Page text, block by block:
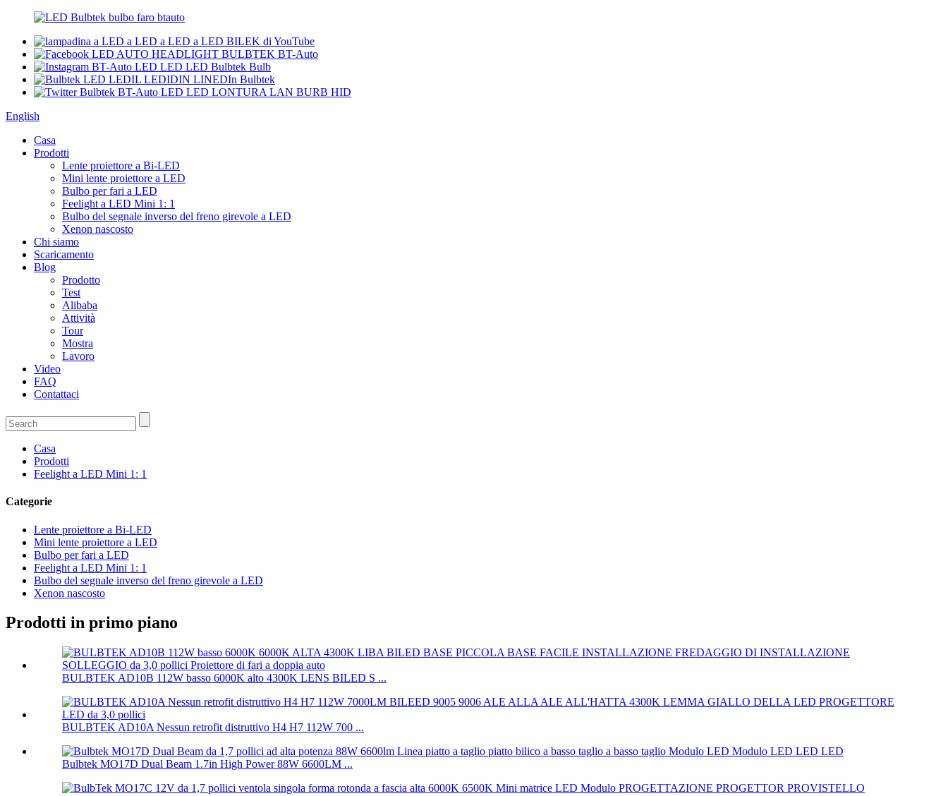
English
Casa
Prodotti
Lente proiettore a Bi-LED
Mini lente proiettore a LED
Bulbo per fari a LED
Feelight a LED Mini 1: 1
Bulbo del segnale inverso del freno girevole a LED
Xenon nascosto
Chi siamo
Scaricamento
Blog
Prodotto
Test
Alibaba
Attività
Tour
Mostra
Lavoro
Video
FAQ
Contattaci
Casa
Prodotti
Feelight a LED Mini 1: 1
Categorie
Lente proiettore a Bi-LED
Mini lente proiettore a LED
Bulbo per fari a LED
Feelight a LED Mini 1: 1
Bulbo del segnale inverso del freno girevole a LED
Xenon nascosto
Prodotti in primo piano
BULBTEK AD10B 112W basso 6000K alto 4300K ​​LENS BILED S ...
BULBTEK AD10A Nessun retrofit distruttivo H4 H7 112W 700 ...
Bulbtek MO17D Dual Beam 1.7in High Power 88W 6600LM ...